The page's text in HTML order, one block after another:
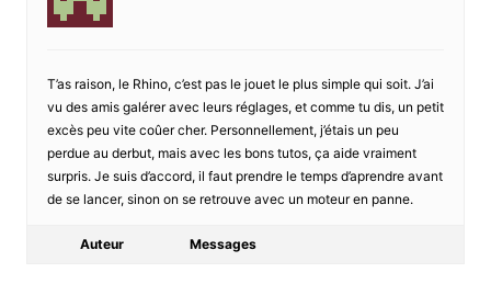
T’as raison, le Rhino, c’est pas le jouet le plus simple qui soit. J’ai
vu des amis galérer avec leurs réglages, et comme tu dis, un petit
excès peu vite coûer cher. Personnellement, j’étais un peu
perdue au derbut, mais avec les bons tutos, ça aide vraiment
surpris. Je suis d’accord, il faut prendre le temps d’aprendre avant
de se lancer, sinon on se retrouve avec un moteur en panne.
Auteur Messages